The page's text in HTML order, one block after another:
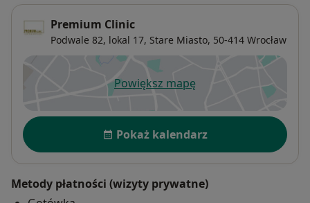
Premium Clinic
Podwale 82, lokal 17, Stare Miasto, 50-414 Wrocław
Powiększ mapęotwiera się w nowej karcie
Dostępność
Pokaż kalendarz
Metody płatności (wizyty prywatne)